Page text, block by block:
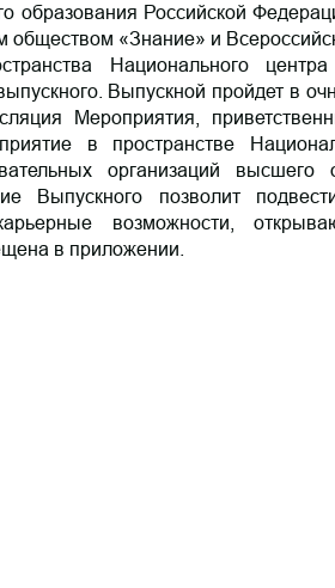
образования Российской
«Знание» и
Национального
выпускного. Выпускной пройдет в
Мероприятия,
в пространстве
организаций высшего
Выпускного позволит
возможности,
в приложении.